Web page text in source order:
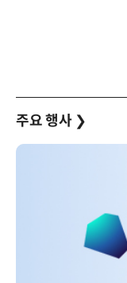
주요 행사 ❯